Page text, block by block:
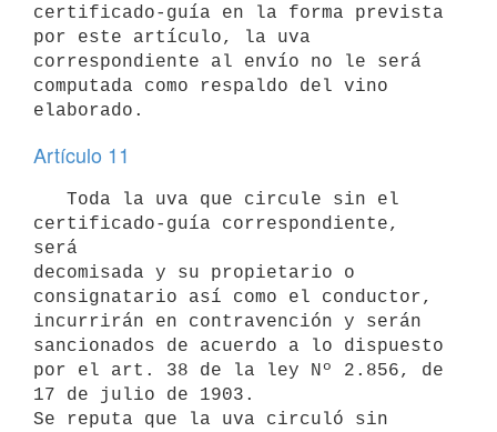
certificado-guía en la forma prevista
por este artículo, la uva
correspondiente al envío no le será
computada como respaldo del vino
Artículo 11
certificado-guía correspondiente,
será
decomisada y su propietario o
consignatario así como el conductor,
incurrirán en contravención y serán
sancionados de acuerdo a lo dispuesto
por el art. 38 de la ley Nº 2.856, de
17 de julio de 1903.
Se reputa que la uva circuló sin